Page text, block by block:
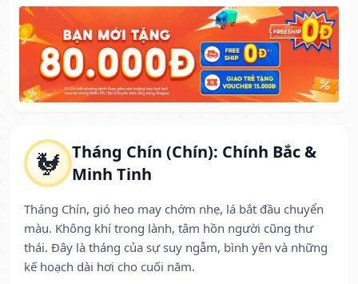
🐓 Tháng Chín (Chín): Chính Bắc &
Minh Tinh
Tháng Chín, gió heo may chớm nhẹ, lá bắt đầu chuyển
màu. Không khí trong lành, tâm hồn người cũng thư
thái. Đây là tháng của sự suy ngẫm, bình yên và những
kế hoạch dài hơi cho cuối năm.